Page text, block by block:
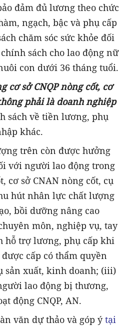
đảm đủ lương theo chức
ngạch, bậc và phụ cấp
chăm sóc sức khỏe đối
sách cho lao động nữ
con dưới 36 tháng tuổi.
cơ sở CNQP nòng cốt, cơ
phải là doanh nghiệp
sách về tiền lương, phụ
khác.
trên còn được hưởng
với người lao động trong
cơ sở CNAN nòng cốt, cụ
hút nhân lực chất lượng
bồi dưỡng nâng cao
môn, nghiệp vụ, tay
hỗ trợ lương, phụ cấp khi
cấp có thẩm quyền
sản xuất, kinh doanh; (iii)
lao động bị thương,
động CNQP, AN.
văn dự thảo và góp ýtại